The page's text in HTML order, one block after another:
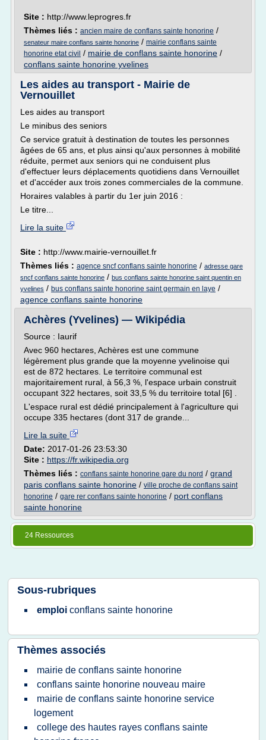
Site : http://www.leprogres.fr
Thèmes liés : ancien maire de conflans sainte honorine /
senateur maire conflans sainte honorine / mairie conflans sainte
honorine etat civil / mairie de conflans sainte honorine /
conflans sainte honorine yvelines
Les aides au transport - Mairie de
Vernouillet
Les aides au transport
Le minibus des seniors
Ce service gratuit à destination de toutes les personnes
âgées de 65 ans, et plus ainsi qu'aux personnes à mobilité
réduite, permet aux seniors qui ne conduisent plus
d'effectuer leurs déplacements quotidiens dans Vernouillet
et d'accéder aux trois zones commerciales de la commune.
Horaires valables à partir du 1er juin 2016 :
Le titre...
Lire la suite
Site : http://www.mairie-vernouillet.fr
Thèmes liés : agence sncf conflans sainte honorine / adresse gare
sncf conflans sainte honorine / bus conflans sainte honorine saint quentin en
yvelines / bus conflans sainte honorine saint germain en laye /
agence conflans sainte honorine
Achères (Yvelines) — Wikipédia
Source : Iaurif
Avec 960 hectares, Achères est une commune
légèrement plus grande que la moyenne yvelinoise qui
est de 872 hectares. Le territoire communal est
majoritairement rural, à 56,3 %, l'espace urbain construit
occupant 322 hectares, soit 33,5 % du territoire total [6] .
L'espace rural est dédié principalement à l'agriculture qui
occupe 335 hectares (dont 317 de grande...
Lire la suite
Date: 2017-01-26 23:53:30
Site : https://fr.wikipedia.org
Thèmes liés : conflans sainte honorine gare du nord / grand
paris conflans sainte honorine / ville proche de conflans saint
honorine / gare rer conflans sainte honorine / port conflans
sainte honorine
24 Ressources
Sous-rubriques
emploi conflans sainte honorine
Thèmes associés
mairie de conflans sainte honorine
conflans sainte honorine nouveau maire
mairie de conflans sainte honorine service
logement
college des hautes rayes conflans sainte